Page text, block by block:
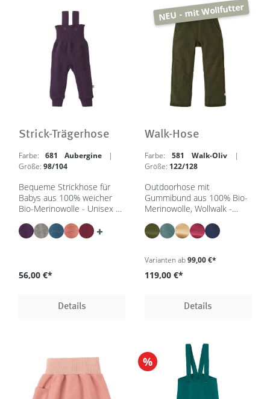
Strick-Trägerhose
Farbe: 681 Aubergine
|
Größe: 98/104
Bequeme Strickhose für
Babys aus 100% weicher
Bio-Merinowolle - Unisex |
Farben - GOTS, IVN Best
56,00 €*
Details
NEU - mit Wollfutter
Walk-Hose
Farbe: 581 Walk-Oliv
|
Größe: 122/128
Outdoorhose mit
Gummibund aus 100% Bio-
Merinowolle, Wollwalk -
in 5 Farben - GOTS, IVN
Best
Varianten ab99,00 €*
119,00 €*
Details
%